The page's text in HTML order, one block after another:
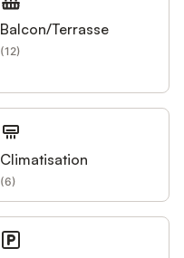
Balcon/Terrasse
(12)
Climatisation
(6)